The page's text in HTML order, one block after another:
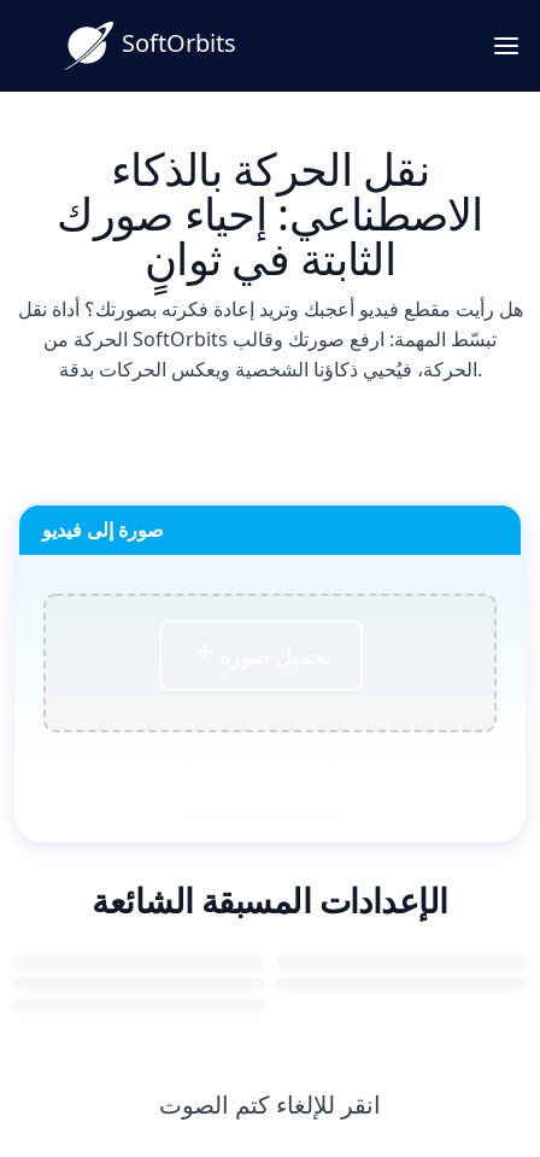
SoftOrbits
نقل الحركة بالذكاء
الاصطناعي: إحياء صورك
الثابتة في ثوانٍ
هل رأيت مقطع فيديو أعجبك وتريد إعادة فكرته بصورتك؟ أداة نقل
الحركة من SoftOrbits تبسّط المهمة: ارفع صورتك وقالب
الحركة، فيُحيي ذكاؤنا الشخصية ويعكس الحركات بدقة.
صورة إلى فيديو
الإعدادات المسبقة الشائعة
انقر للإلغاء كتم الصوت